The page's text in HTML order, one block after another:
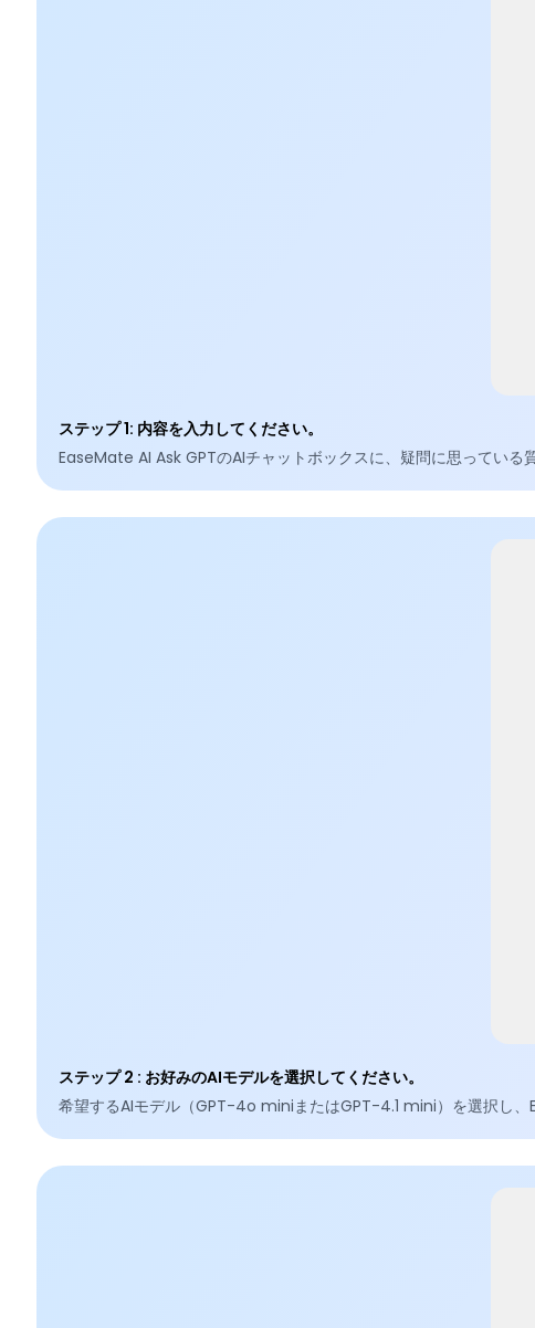
ステップ 1: 内容を入力してください。
EaseMate AI Ask GPTのAIチャットボックスに、疑問に思っている
ステップ 2 : お好みのAIモデルを選択してください。
希望するAIモデル（GPT-4o miniまたはGPT-4.1 mini）を選択し、